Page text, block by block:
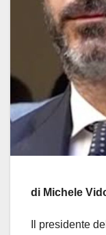
di Michele
Il presidente